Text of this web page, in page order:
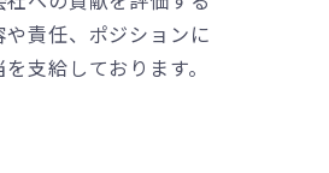
責任、ポジションに
支給しております。